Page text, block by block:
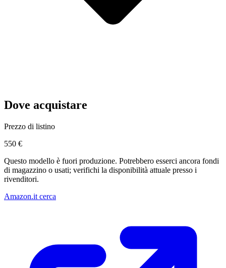
Dove acquistare
Prezzo di listino
550 €
Questo modello è fuori produzione. Potrebbero esserci ancora fondi
di magazzino o usati; verifichi la disponibilità attuale presso i
rivenditori.
Amazon.it cerca